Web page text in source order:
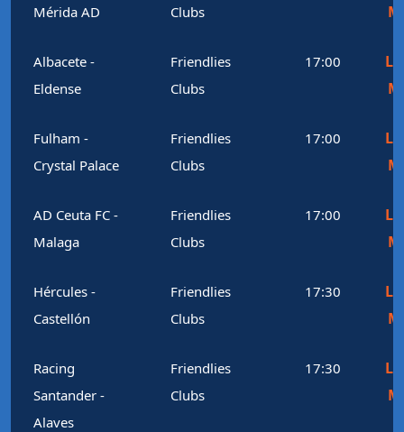
Mérida AD
Clubs
Albacete -
Eldense
Friendlies
Clubs
17:00
Fulham -
Crystal Palace
Friendlies
Clubs
17:00
AD Ceuta FC -
Malaga
Friendlies
Clubs
17:00
Hércules -
Castellón
Friendlies
Clubs
17:30
Racing
Santander -
Alaves
Friendlies
Clubs
17:30